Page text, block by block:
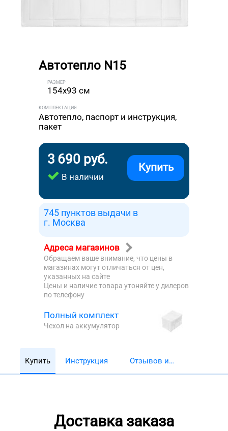
Автотепло N15
РАЗМЕР
154x93 см
КОМПЛЕКТАЦИЯ
Автотепло, паспорт и инструкция,
пакет
3 690 руб.
В наличии
Купить
745 пунктов выдачи в
г. Москва
Адреса магазинов
Обращаем ваше внимание, что цены в
магазинах могут отличаться от цен,
указанных на сайте
Цены и наличие товара утоняйте у дилеров
по телефону
Полный комплект
Чехол на аккумулятор
Купить Инструкция
Отзывов и
Доставка заказа